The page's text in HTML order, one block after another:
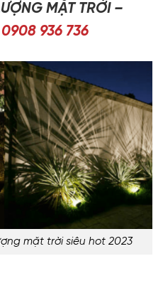
MẶT TRỜI –
0908 936 736
mặt trời siêu hot 2023